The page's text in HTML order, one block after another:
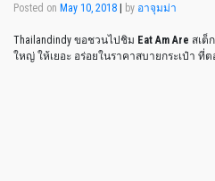
Posted on May 10, 2018 | by อาจุมม่า
Thailandindy ขอชวนไปชิม Eat Am Are สเต็
ใหญ่ ให้เยอะ อร่อยในราคาสบายกระเป๋า